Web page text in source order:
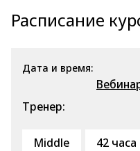
Расписание
Дата и время:
Тренер:
Middle 42 часа